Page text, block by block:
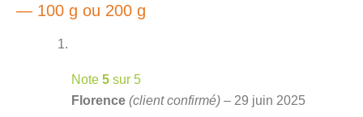
— 100 g ou 200 g
Note 5 sur 5
Florence (client confirmé) – 29 juin 2025